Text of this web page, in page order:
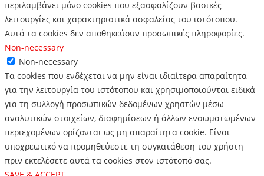
περιλαμβάνει μόνο cookies που εξασφαλίζουν βασικές
λειτουργίες και χαρακτηριστικά ασφαλείας του ιστότοπου.
Αυτά τα cookies δεν αποθηκεύουν προσωπικές πληροφορίες.
Non-necessary
Non-necessary
Τα cookies που ενδέχεται να μην είναι ιδιαίτερα απαραίτητα
για την λειτουργία του ιστότοπου και χρησιμοποιούνται ειδικά
για τη συλλογή προσωπικών δεδομένων χρηστών μέσω
αναλυτικών στοιχείων, διαφημίσεων ή άλλων ενσωματωμένων
περιεχομένων ορίζονται ως μη απαραίτητα cookie. Είναι
υποχρεωτικό να προμηθεύεστε τη συγκατάθεση του χρήστη
πριν εκτελέσετε αυτά τα cookies στον ιστότοπό σας.